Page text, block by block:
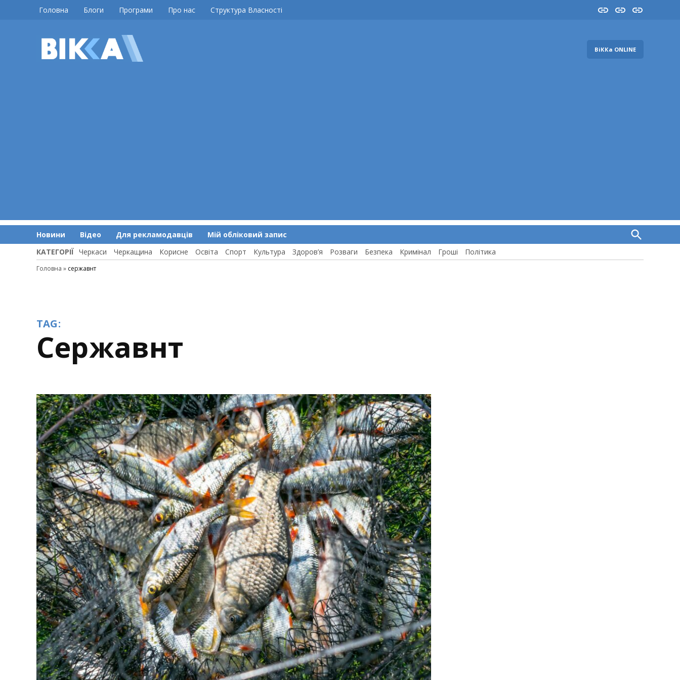
Головна Блоги Програми Про нас Структура Власності InstaYouTube
FB
ВіККа ONLINE
Новини Відео Для рекламодавців Мій обліковий запис
Open
Search
КАТЕГОРІЇ Черкаси Черкащина Корисне Освіта Спорт Культура Здоров’я Розваги Безпека Кримінал Гроші Політика
Головна » сержавнт
TAG:
сержавнт